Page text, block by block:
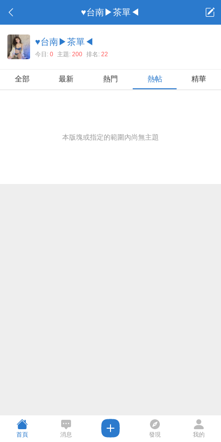
♥台南▶茶單◀
♥台南▶茶單◀
今日: 0 主題: 200 排名: 22
全部 最新 熱門 熱帖 精華
本版塊或指定的範圍內尚無主題
首頁 消息 發現 我的